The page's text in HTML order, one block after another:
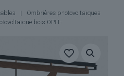
|
Ombrières photovoltaïques
bois OPH+